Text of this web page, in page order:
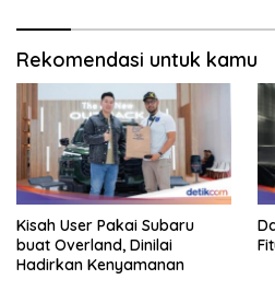
Rekomendasi untuk kamu
Kisah User Pakai Subaru
buat Overland, Dinilai
Hadirkan Kenyamanan